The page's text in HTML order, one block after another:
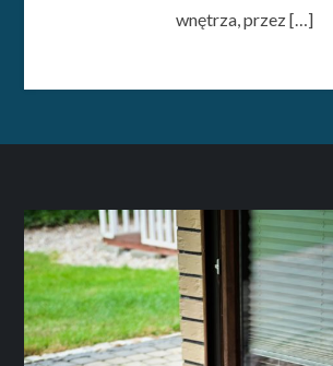
wnętrza, przez […]